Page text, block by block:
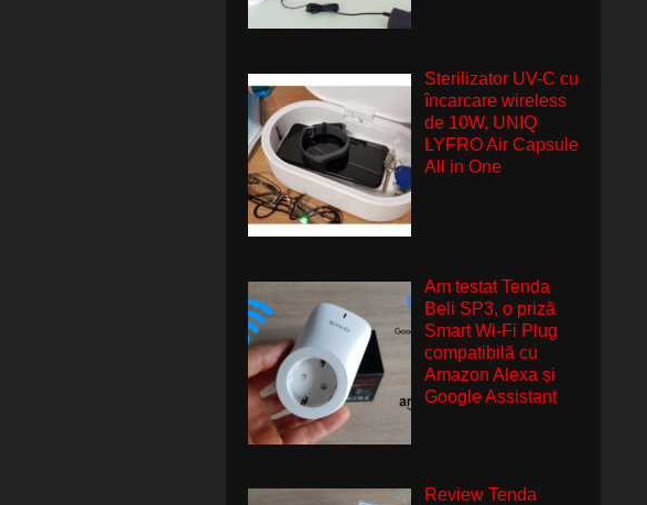
Sterilizator UV-C cu
încarcare wireless
de 10W, UNIQ
LYFRO Air Capsule
All in One
Am testat Tenda
Beli SP3, o priză
Smart Wi-Fi Plug
compatibilă cu
Amazon Alexa și
Google Assistant
Review Tenda